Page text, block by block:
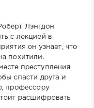
Лэнгдон
с лекцией в
он узнает, что
похитили.
преступления
спасти друга и
профессору
расшифровать